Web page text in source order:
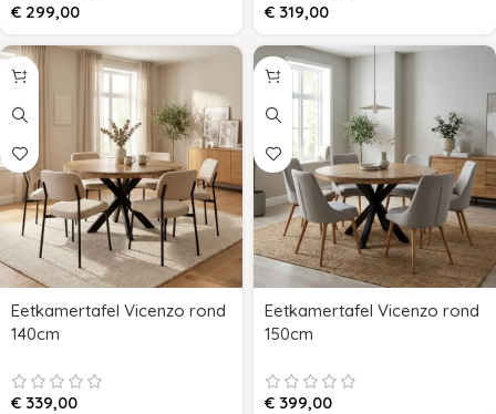
€ 299,00 € 319,00
Eetkamertafel Vicenzo rond
140cm
€ 339,00
Eetkamertafel Vicenzo rond
150cm
€ 399,00